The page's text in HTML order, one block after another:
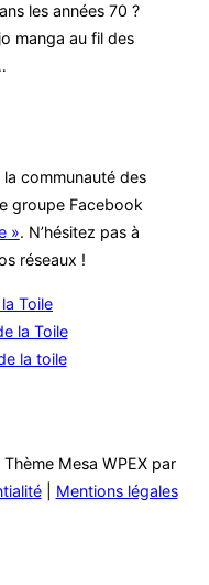
les années 70 ?
manga au fil des
communauté des
groupe Facebook
». N’hésitez pas à
réseaux !
Mesa WPEX par
| Mentions légales